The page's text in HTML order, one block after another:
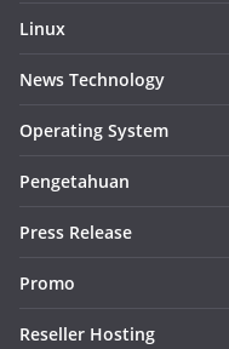
Linux
News Technology
Operating System
Pengetahuan
Press Release
Promo
Reseller Hosting